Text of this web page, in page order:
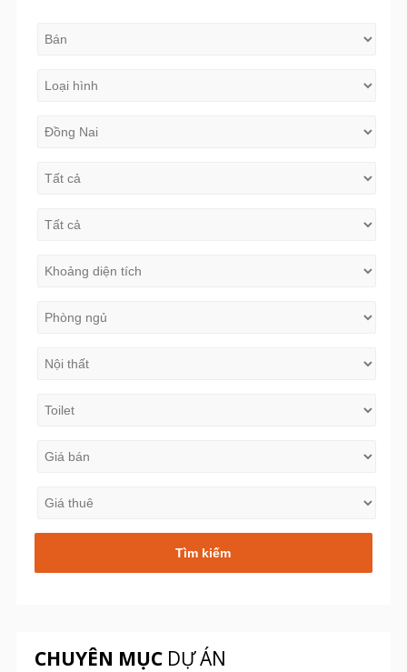
CHUYÊN MỤCDỰ ÁN